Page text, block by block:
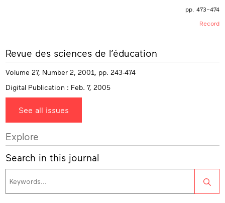
pp. 473–474
Record
More
info
Revue des sciences de l’éducation
Volume 27, Number 2, 2001, pp. 243-474
Digital Publication : Feb. 7, 2005
See all issues
Explore
Search in this journal